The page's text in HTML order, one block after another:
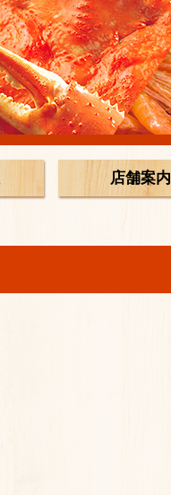
店舗案内